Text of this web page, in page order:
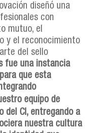
diseñó una
con
mutuo, el
y el reconocimiento
del sello
fue una instancia
que esta
equipo de
del CI, entregando a
nuestra cultura